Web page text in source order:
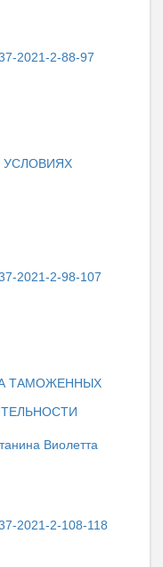
2021-2-88-97
2021-2-98-107
ТАМОЖЕННЫХ
Виолетта
2021-2-108-118